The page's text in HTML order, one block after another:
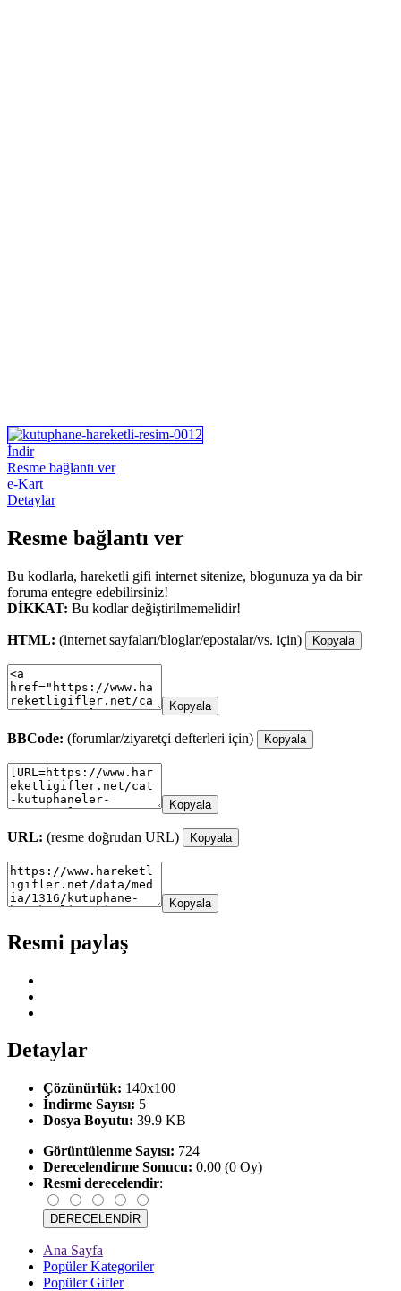
İndir
Resme bağlantı ver
e-Kart
Detaylar
Resme bağlantı ver
Bu kodlarla, hareketli gifi internet sitenize, blogunuza ya da bir
foruma entegre edebilirsiniz!
DİKKAT: Bu kodlar değiştirilmemelidir!
HTML: (internet sayfaları/bloglar/epostalar/vs. için) Kopyala
Kopyala
BBCode: (forumlar/ziyaretçi defterleri için) Kopyala
Kopyala
URL: (resme doğrudan URL) Kopyala
Kopyala
Resmi paylaş
Detaylar
Çözünürlük: 140x100
İndirme Sayısı: 5
Dosya Boyutu: 39.9 KB
Görüntülenme Sayısı: 724
Derecelendirme Sonucu: 0.00 (0 Oy)
Resmi derecelendir:
Ana Sayfa
Popüler Kategoriler
Popüler Gifler